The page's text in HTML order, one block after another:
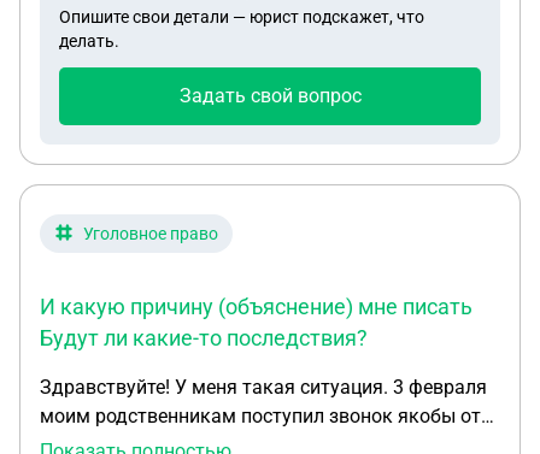
Опишите свои детали — юрист подскажет, что
делать.
Задать свой вопрос
Уголовное право
И какую причину (объяснение) мне писать
Будут ли какие-то последствия?
Здравствуйте! У меня такая ситуация. 3 февраля
моим родственникам поступил звонок якобы от
судебных приставов с угрозой опечатать